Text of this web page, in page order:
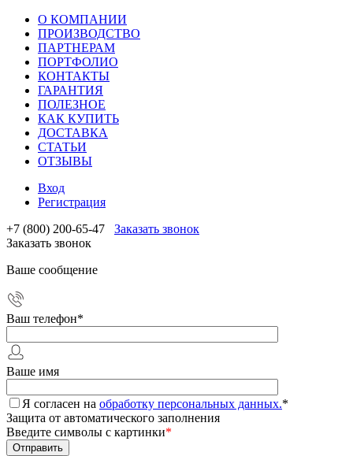
О КОМПАНИИ
ПРОИЗВОДСТВО
ПАРТНЕРАМ
ПОРТФОЛИО
КОНТАКТЫ
ГАРАНТИЯ
ПОЛЕЗНОЕ
КАК КУПИТЬ
ДОСТАВКА
СТАТЬИ
ОТЗЫВЫ
Вход
Регистрация
+7 (800) 200-65-47
Заказать звонок
Заказать звонок
Ваше сообщение
Ваш телефон*
Ваше имя
Я согласен на обработку персональных данных.*
Защита от автоматического заполнения
Введите символы с картинки*